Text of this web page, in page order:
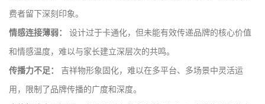
费者留下深刻印象。
情感连接薄弱：
设计过于卡通化，但未能有效传递品牌的核心价值
和情感温度，难以与家长建立深层次的共鸣。
传播力不足：
吉祥物形象固化，难以在多平台、多场景中灵活运
用，限制了品牌传播的广度和深度。